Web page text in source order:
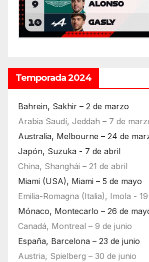
Temporada 2024
Bahrein, Sakhir – 2 de marzo
Arabia Saudí, Jeddah – 7 de
Australia, Melbourne – 24 de
Japón, Suzuka - 7 de abril
China, Shanghái – 21 de abril
Miami (USA), Miami – 5 de mayo
Emilia-Romagna (Italia), Imola -
Mónaco, Montecarlo – 26 de
Canadá, Montreal – 9 de junio
España, Barcelona – 23 de junio
Austria, Spielberg – 30 de junio